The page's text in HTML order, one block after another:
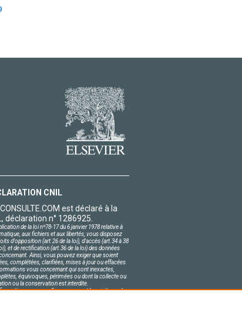
CNIL
est déclaré à la
déclaration n° 1286925.
de la loi nº78-17 du 6 janvier 1978 relative à
aux fichiers et aux libertés, vous disposez
d'opposition (art.26 de la loi), d'accès (art.34 à 38
et de rectification (art.36 de la loi) des données
Ainsi, vous pouvez exiger que soient
complétées, clarifiées, mises à jour ou effacées
vous concernant qui sont inexactes,
équivoques, périmées ou dont la collecte ou
ou la conservation est interdite.
personnelles concernant les visiteurs de